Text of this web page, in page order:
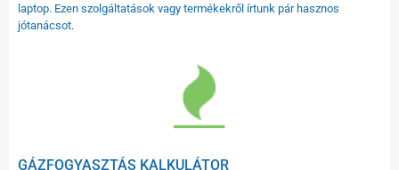
laptop. Ezen szolgáltatások vagy termékekről írtunk pár hasznos
jótanácsot.
GÁZFOGYASZTÁS KALKULÁTOR